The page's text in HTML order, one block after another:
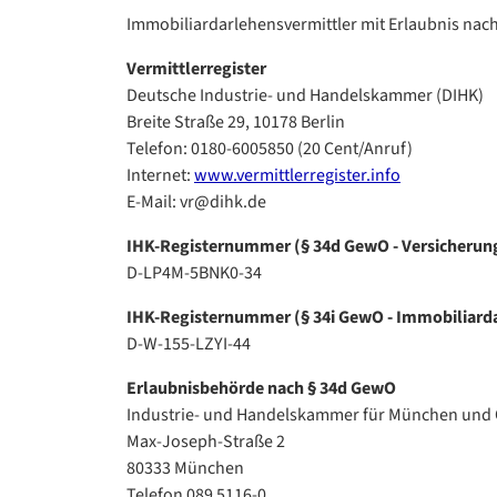
Immobiliardarlehensvermittler mit Erlaubnis nach
Vermittlerregister
Deutsche Industrie- und Handelskammer (DIHK)
Breite Straße 29, 10178 Berlin
Telefon: 0180-6005850 (20 Cent/Anruf)
Internet:www.vermittlerregister.info
E-Mail: vr@dihk.de
IHK-Registernummer (§ 34d GewO -
D-LP4M-5BNK0-34
IHK-Registernummer (§ 34i GewO -
D-W-155-LZYI-44
Erlaubnisbehörde nach § 34d GewO
Industrie- und Handelskammer für München und
Max-Joseph-Straße 2
80333 München